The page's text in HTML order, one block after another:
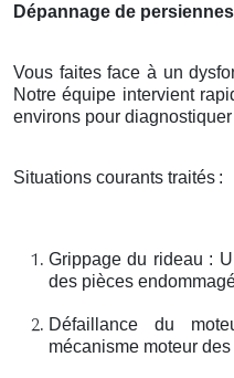
Dépannage de
Vous faites face à un
Notreéquipe intervient
environs pour diagnostiquer
Situations courants traités :
Grippage du rideau :
des pièces
Défaillance du
mécanisme moteur